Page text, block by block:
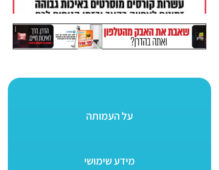
על העמותה
מידע שימושי